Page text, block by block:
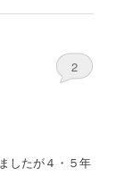
2
したが４・５年